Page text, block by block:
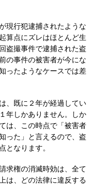
現行犯逮捕されたような
算点にズレはほとんど生
盗撮事件で逮捕された盗
の事件の被害者が今にな
ったようなケースでは差
、既に２年が経過してい
年しかありません。しか
は、この時点で「被害者
った」と言えるので、盗
となります。
求権の消滅時効は、全て
は、どの法律に違反する